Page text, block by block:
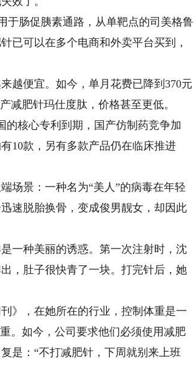
肠促胰素通路，从单靶点的司美格鲁
已可以在多个电商和外卖平台买到，
便宜。如今，单月花费已降到370元
减肥针玛仕度肽，价格甚至更低。
核心专利到期，国产仿制药竞争加
10款，另有多款产品仍在临床推进
景：一种名为“美人”的病毒在年轻
速脱胎换骨，变成俊男靓女，却因此
种美丽的诱惑。第一次注射时，沈
，肚子很快青了一块。打完针后，她
，在她所在的行业，控制体重是一
。如今，公司要求他们必须使用减肥
是：“不打减肥针，下周就别来上班